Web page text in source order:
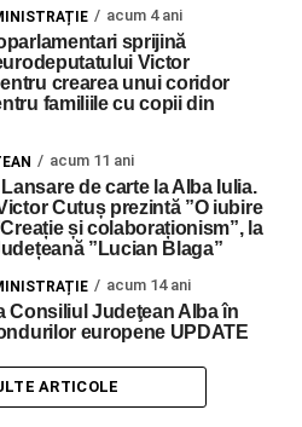
acum 4 ani
sprijină
Victor
crearea unui coridor
familiile cu copii din
acum 11 ani
Lansare de carte la Alba Iulia.
Cutuș prezintă ”O iubire
și colaboraționism”, la
”Lucian Blaga”
acum 14 ani
Consiliul Judeţean Alba în
europene UPDATE
ARTICOLE